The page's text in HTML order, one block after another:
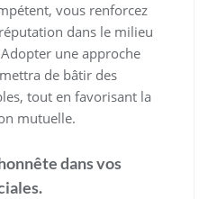
vous renforcez
dans le milieu
une approche
de bâtir des
tout en favorisant la
mutuelle.
dans vos